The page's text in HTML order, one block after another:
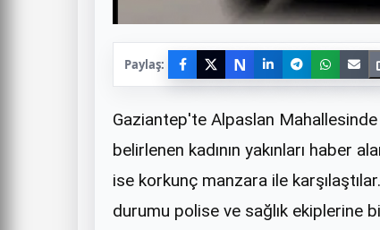
Paylaş: N
Gaziantep'te Alpaslan
belirlenen kadının yakınları haber
ise korkunç manzara ile
durumu polise ve sağlık ekiplerine